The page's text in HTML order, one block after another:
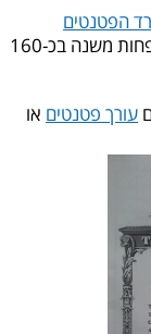
הפטנטים
, אך כאמור מקנה זכות בכורה למשך פחות משנה בכ-160
עורך פטנטים או